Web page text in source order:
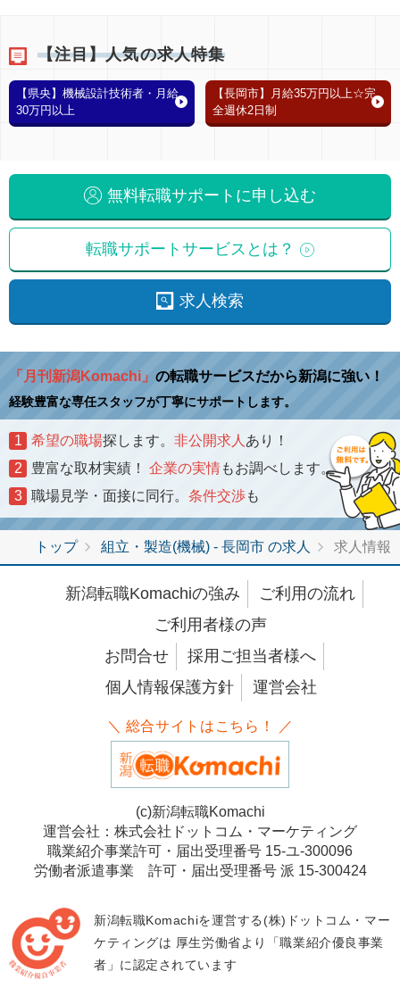
【注目】人気の求人特集
【県央】機械設計技術者・月給
30万円以上
【長岡市】月給35万円以上☆完
全週休2日制
無料転職サポートに申し込む
転職サポートサービスとは？
求人検索
「月刊新潟Komachi」 の転職サービスだから新潟に強い！
経験豊富な専任スタッフが丁寧にサポートします。
1 希望の職場探します。 非公開求人 あり！
2
豊富な取材実績！ 企業の実情もお調べします。
3
職場見学・面接に同行。 条件交渉も
トップ 組立・製造(機械) - 長岡市 の求人 求人情報
新潟転職Komachiの強み
ご利用の流れ
ご利用者様の声
お問合せ
採用ご担当者様へ
個人情報保護方針
運営会社
＼ 総合サイトはこちら！ ／
(c)新潟転職Komachi
運営会社：株式会社ドットコム・マーケティング
職業紹介事業許可・届出受理番号 15-ユ-300096
労働者派遣事業 許可・届出受理番号 派 15-300424
新潟転職Komachiを運営する(株)ドットコム・マー
ケティングは 厚生労働省より「職業紹介優良事業
者」に認定されています